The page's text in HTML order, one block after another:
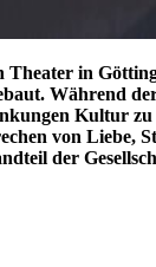
Theater in
Während
Kultur zu
von Liebe,
der